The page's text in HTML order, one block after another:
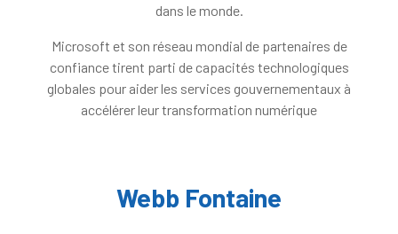
dans le monde.
Microsoft et son réseau mondial de partenaires de
confiance tirent parti de capacités technologiques
globales pour aider les services gouvernementaux à
accélérer leur transformation numérique
Webb Fontaine